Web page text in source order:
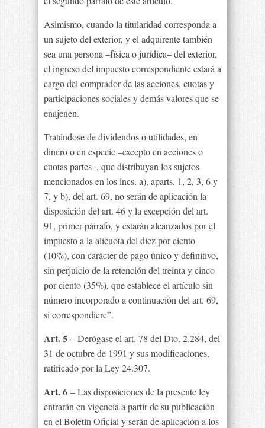
Asimismo, cuando la titularidad corresponda a
un sujeto del exterior, y el adquirente también
sea una persona –física o jurídica– del exterior,
el ingreso del impuesto correspondiente estará a
cargo del comprador de las acciones, cuotas y
participaciones sociales y demás valores que se
enajenen.
Tratándose de dividendos o utilidades, en
dinero o en especie –excepto en acciones o
cuotas partes–, que distribuyan los sujetos
mencionados en los incs. a), aparts. 1, 2, 3, 6 y
7, y b), del art. 69, no serán de aplicación la
disposición del art. 46 y la excepción del art.
91, primer párrafo, y estarán alcanzados por el
impuesto a la alícuota del diez por ciento
(10%), con carácter de pago único y definitivo,
sin perjuicio de la retención del treinta y cinco
por ciento (35%), que establece el artículo sin
número incorporado a continuación del art. 69,
si correspondiere”.
Art. 5 – Derógase el art. 78 del Dto. 2.284, del
31 de octubre de 1991 y sus modificaciones,
ratificado por la Ley 24.307.
Art. 6 – Las disposiciones de la presente ley
entrarán en vigencia a partir de su publicación
en el Boletín Oficial y serán de aplicación a los